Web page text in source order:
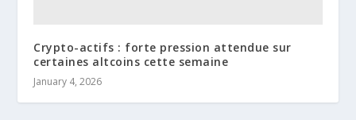
Crypto-actifs : forte pression attendue sur
certaines altcoins cette semaine
January 4, 2026